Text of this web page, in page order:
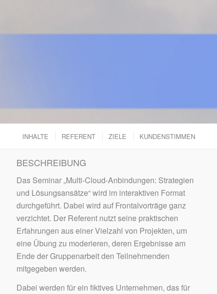
INHALTE REFERENT ZIELE KUNDENSTIMMEN
BESCHREIBUNG
Das Seminar „Multi-Cloud-Anbindungen: Strategien
und Lösungsansätze“ wird im interaktiven Format
durchgeführt. Dabei wird auf Frontalvorträge ganz
verzichtet. Der Referent nutzt seine praktischen
Erfahrungen aus einer Vielzahl von Projekten, um
eine Übung zu moderieren, deren Ergebnisse am
Ende der Gruppenarbeit den Teilnehmenden
mitgegeben werden.
Dabei werden für ein fiktives Unternehmen, das für